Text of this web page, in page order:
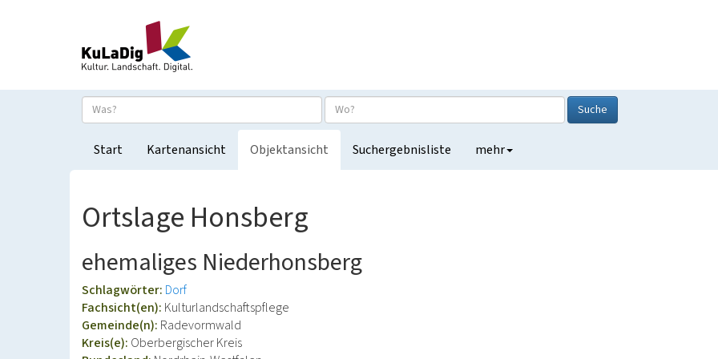
Suche
Start Kartenansicht Objektansicht Suchergebnisliste mehr
Ortslage Honsberg
ehemaliges Niederhonsberg
Schlagwörter: Dorf
Fachsicht(en): Kulturlandschaftspflege
Gemeinde(n): Radevormwald
Kreis(e): Oberbergischer Kreis